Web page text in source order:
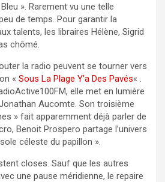
». Rarement vu une telle
de temps. Pour garantir la
talents, les libraires Hélène, Sigrid
chômé.
la radio peuvent se tourner vers
« Sous La Plage Y’a Des Pavés« .
elle met en lumière
Aucomte. Son troisième
» fait apparemment déjà parler de
Benoit Prospero partage l’univers
céleste du papillon ».
closes. Sauf que les autres
une pause méridienne, le repaire